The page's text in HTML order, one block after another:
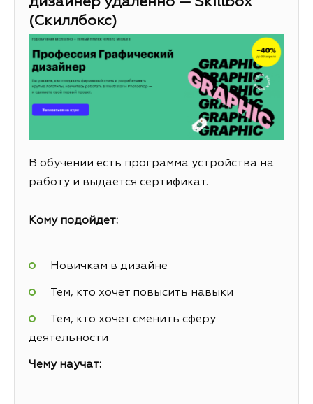
(Скиллбокс)
В обучении есть программа устройства на
работу и выдается сертификат.
Кому подойдет:
Новичкам в дизайне
Тем, кто хочет повысить навыки
Тем, кто хочет сменить сферу
деятельности
Чему научат: